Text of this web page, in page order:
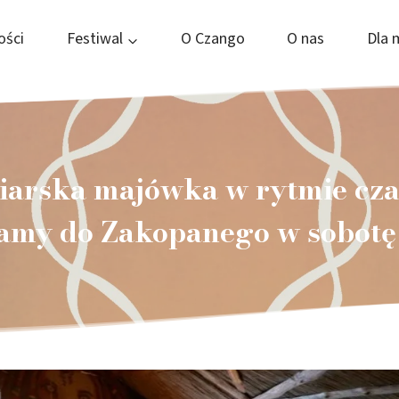
Festiwal O Czango O nas Dla
majówka w rytmie
do Zakopanego w